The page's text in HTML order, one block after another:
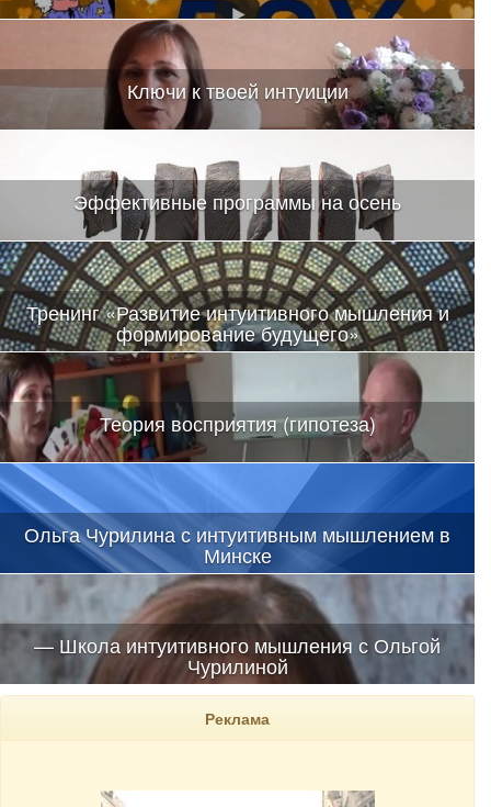
Ключи к твоей интуиции
Эффективные программы на осень
Тренинг «Развитие интуитивного мышления и
формирование будущего»
Теория восприятия (гипотеза)
Ольга Чурилина с интуитивным мышлением в
Минске
— Школа интуитивного мышления с Ольгой
Чурилиной
Реклама